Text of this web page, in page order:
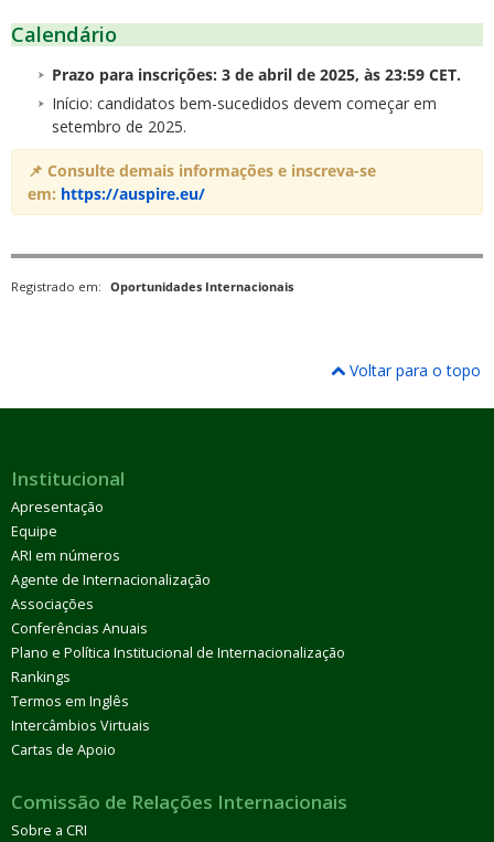
Calendário
Prazo para inscrições: 3 de abril de 2025, às 23:59 CET.
Início: candidatos bem-sucedidos devem começar em
setembro de 2025.
📌 Consulte demais informações e inscreva-se
em: https://auspire.eu/
Registrado em: Oportunidades Internacionais
Voltar para o topo
Institucional
Apresentação
Equipe
ARI em números
Agente de Internacionalização
Associações
Conferências Anuais
Plano e Política Institucional de Internacionalização
Rankings
Termos em Inglês
Intercâmbios Virtuais
Cartas de Apoio
Comissão de Relações Internacionais
Sobre a CRI